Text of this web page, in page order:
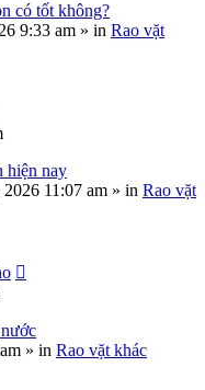
có tốt không?
9:33 am » in Rao vặt
hiện nay
11:07 am » in Rao vặt
» in Rao vặt khác